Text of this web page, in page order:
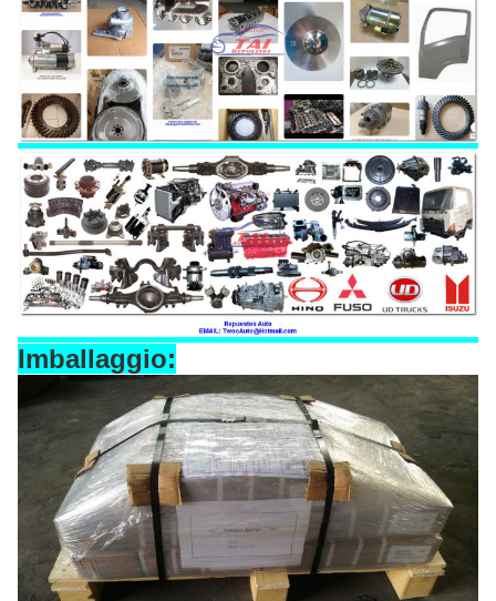
Imballaggio: